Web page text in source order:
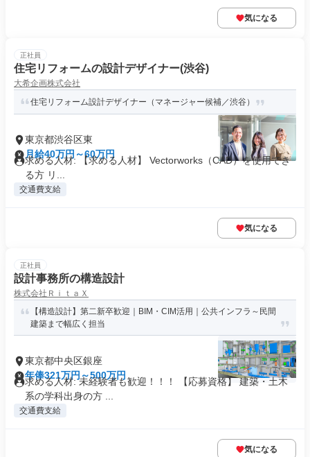
気になる
正社員
住宅リフォームの設計デザイナー(渋谷)
大希企画株式会社
住宅リフォーム設計デザイナー（マネージャー候補／渋谷）
東京都渋谷区東
月給40万円～60万円
求める人材: 【求める人材】 Vectorworks（CAD）を使用でき
る方 リ...
交通費支給
気になる
正社員
設計事務所の構造設計
株式会社ＲｉｔａＸ
【構造設計】第二新卒歓迎｜BIM・CIM活用｜公共インフラ～民間
建築まで幅広く担当
東京都中央区銀座
年俸321万円～500万円
求める人材: 未経験者も歓迎！！！ 【応募資格】 建築・土木
系の学科出身の方 ...
交通費支給
気になる